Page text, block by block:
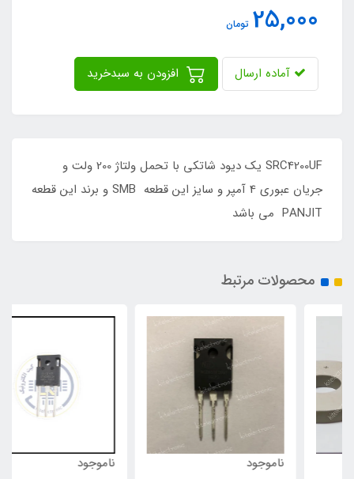
25,000 تومان
آماده ارسال
SRC4200UF یک دیود شاتکی با تحمل ولتاژ 200 ولت و
جریان عبوری 4 آمپر و سایز این قطعه SMB و برند این قطعه
PANJIT می باشد
محصولات مرتبط